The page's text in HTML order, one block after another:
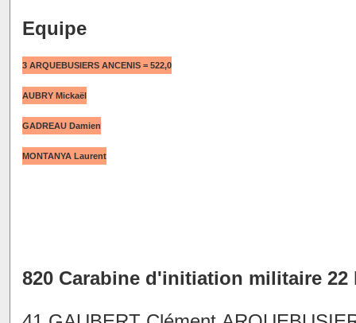
Equipe
3 ARQUEBUSIERS ANCENIS = 522,0
AUBRY Mickaël
GADREAU Damien
MONTANYA Laurent
820 Carabine d'initiation militaire 22